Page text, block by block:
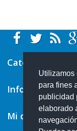
Utilizamos
para fines
publicidad
elaborado
Categorías
Información
Mi cuenta